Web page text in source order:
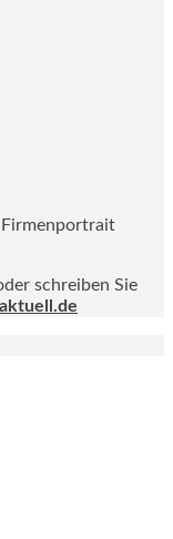
schreiben Sie